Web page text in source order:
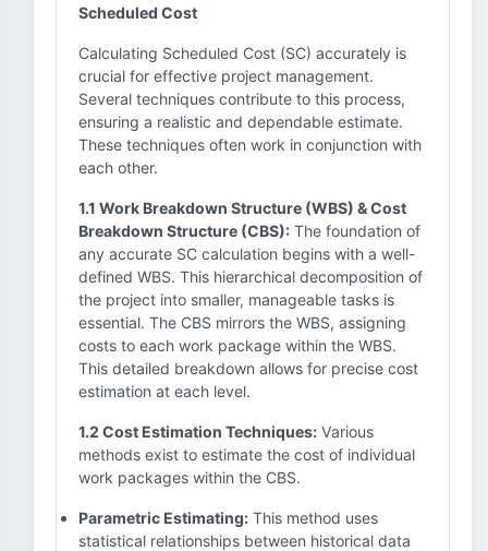
Scheduled Cost
Calculating Scheduled Cost (SC) accurately is
crucial for effective project management.
Several techniques contribute to this process,
ensuring a realistic and dependable estimate.
These techniques often work in conjunction with
each other.
1.1 Work Breakdown Structure (WBS) & Cost
Breakdown Structure (CBS): The foundation of
any accurate SC calculation begins with a well-
defined WBS. This hierarchical decomposition of
the project into smaller, manageable tasks is
essential. The CBS mirrors the WBS, assigning
costs to each work package within the WBS.
This detailed breakdown allows for precise cost
estimation at each level.
1.2 Cost Estimation Techniques: Various
methods exist to estimate the cost of individual
work packages within the CBS.
Parametric Estimating: This method uses
statistical relationships between historical data